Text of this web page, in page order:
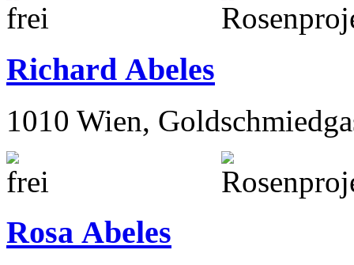
Richard Abeles
1010 Wien,
Rosa Abeles